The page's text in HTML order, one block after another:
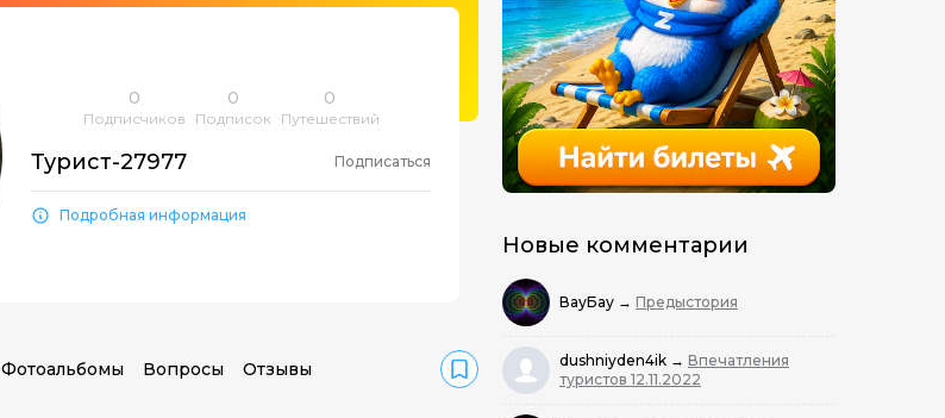
Новые комментарии
ВауБау → Предыстория
dushniyden4ik → Впечатления
туристов 12.11.2022
0
Подписчиков
0
Подписок
0
Путешествий
Турист-27977 Подписаться
Подробная информация
Фотоальбомы Вопросы Отзывы